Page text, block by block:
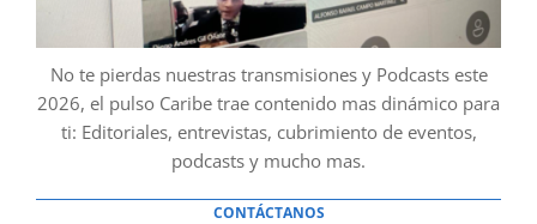
No te pierdas nuestras transmisiones y Podcasts este
2026, el pulso Caribe trae contenido mas dinámico para
ti: Editoriales, entrevistas, cubrimiento de eventos,
podcasts y mucho mas.
CONTÁCTANOS